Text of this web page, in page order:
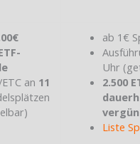
an 11
ab 1€
Uhr
2.500
Liste